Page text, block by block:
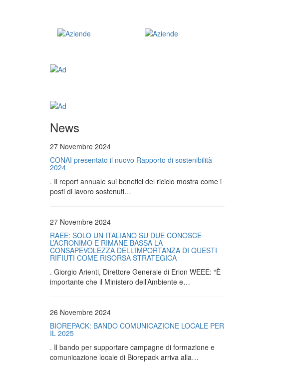
News
27 Novembre 2024
CONAI presentato il nuovo Rapporto di sostenibilità
2024
. Il report annuale sui benefici del riciclo mostra come i
posti di lavoro sostenuti…
27 Novembre 2024
RAEE: SOLO UN ITALIANO SU DUE CONOSCE
L’ACRONIMO E RIMANE BASSA LA
CONSAPEVOLEZZA DELL’IMPORTANZA DI QUESTI
RIFIUTI COME RISORSA STRATEGICA
. Giorgio Arienti, Direttore Generale di Erion WEEE: “È
importante che il Ministero dell’Ambiente e…
26 Novembre 2024
BIOREPACK: BANDO COMUNICAZIONE LOCALE PER
IL 2025
. Il bando per supportare campagne di formazione e
comunicazione locale di Biorepack arriva alla…